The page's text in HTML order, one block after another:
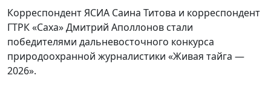
Корреспондент ЯСИА Саина Титова и корреспондент
ГТРК «Саха» Дмитрий Аполлонов стали
победителями дальневосточного конкурса
природоохранной журналистики «Живая тайга —
2026».